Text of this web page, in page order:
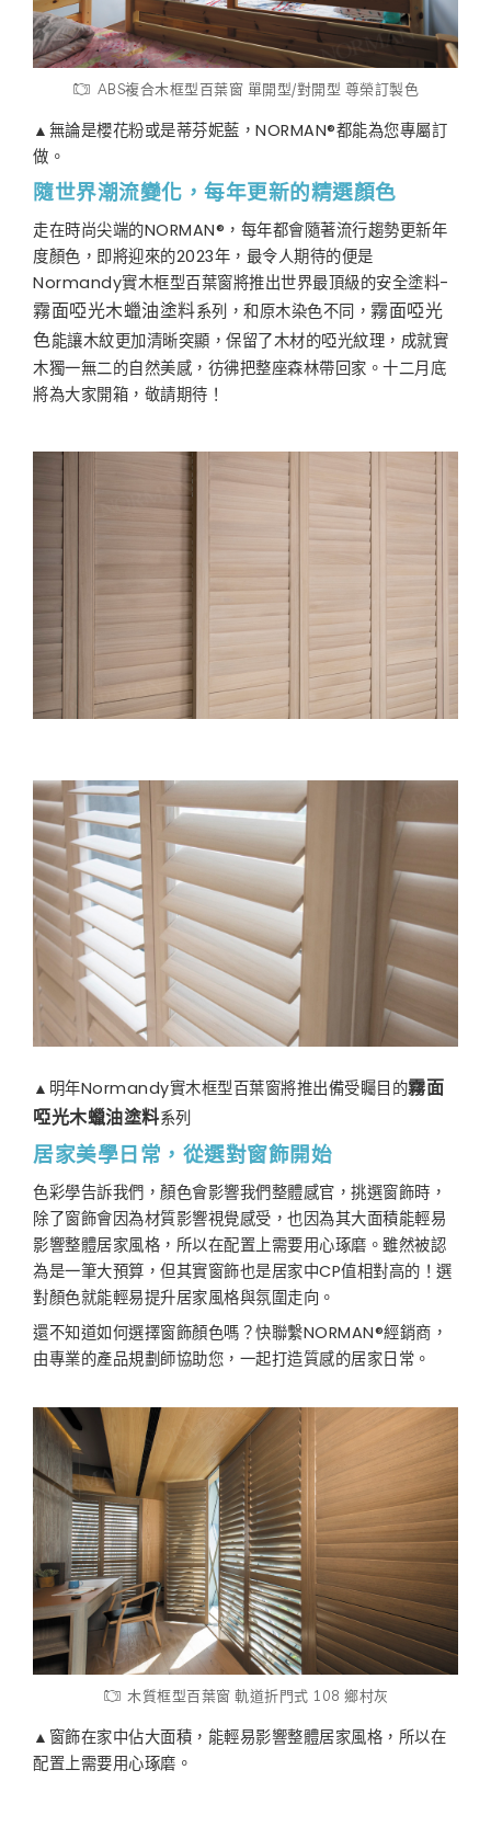
ABS複合木框型百葉窗 單開型/對開型 尊榮訂製色
▲無論是櫻花粉或是蒂芬妮藍，NORMAN®都能為您專屬訂
做。
隨世界潮流變化，每年更新的精選顏色
走在時尚尖端的NORMAN®，每年都會隨著流行趨勢更新年
度顏色，即將迎來的2023年，最令人期待的便是
Normandy實木框型百葉窗將推出世界最頂級的安全塗料-
霧面啞光木蠟油塗料系列，和原木染色不同， 霧面啞光
色能讓木紋更加清晰突顯，保留了木材的啞光紋理，成就實
木獨一無二的自然美感，彷彿把整座森林帶回家。十二月底
將為大家開箱，敬請期待！
▲明年Normandy實木框型百葉窗將推出備受矚目的霧面
啞光木蠟油塗料系列
居家美學日常，從選對窗飾開始
色彩學告訴我們，顏色會影響我們整體感官，挑選窗飾時，
除了窗飾會因為材質影響視覺感受，也因為其大面積能輕易
影響整體居家風格，所以在配置上需要用心琢磨。雖然被認
為是一筆大預算，但其實窗飾也是居家中CP值相對高的！選
對顏色就能輕易提升居家風格與氛圍走向。
還不知道如何選擇窗飾顏色嗎？快聯繫NORMAN®經銷商，
由專業的產品規劃師協助您，一起打造質感的居家日常。
木質框型百葉窗 軌道折門式 108 鄉村灰
▲窗飾在家中佔大面積，能輕易影響整體居家風格，所以在
配置上需要用心琢磨。